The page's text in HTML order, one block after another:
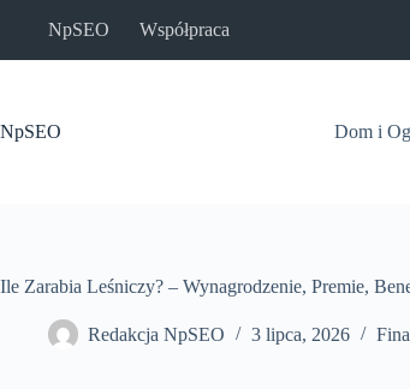
NpSEO Współpraca
NpSEO Dom i
Ile Zarabia Leśniczy? – Wynagrodzenie, Premie,
Redakcja NpSEO 3 lipca, 2026